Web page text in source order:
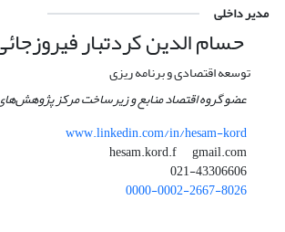
مدیر داخلی
حسام الدین کردتبار
توسعه اقتصادی و برنامه ریزی
عضو گروه اقتصاد منابع و زیرساخت مرکز
www.linkedin.com/in/hesam-kord
gmail.com
0000-0002-2667-8026